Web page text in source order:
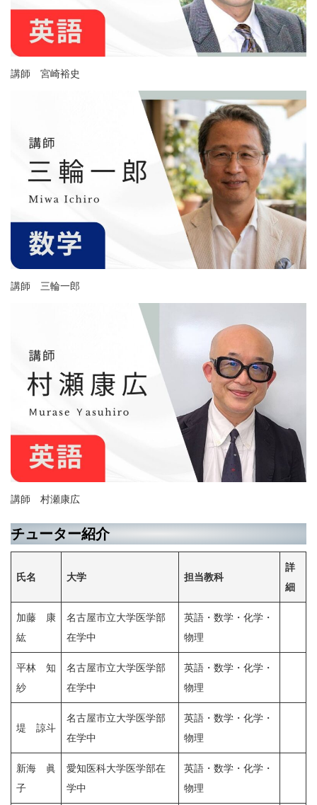
講師 宮崎裕史
講師 三輪一郎
講師 村瀬康広
チューター紹介
氏名 大学 担当教科
詳
細
加藤 康
紘
名古屋市立大学医学部
在学中
英語・数学・化学・
物理
平林 知
紗
名古屋市立大学医学部
在学中
英語・数学・化学・
物理
堤 諒斗
名古屋市立大学医学部
在学中
英語・数学・化学・
物理
新海 眞
子
愛知医科大学医学部在
学中
英語・数学・化学・
物理